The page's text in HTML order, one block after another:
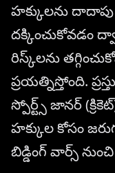
హక్కులను దాదాపు
దక్కించుకోవడం
రిస్క్‌లను
ప్రయత్నిస్తోంది.
స్పోర్ట్స్ జానర్
హక్కుల కోసం
బిడ్డింగ్ వార్స్